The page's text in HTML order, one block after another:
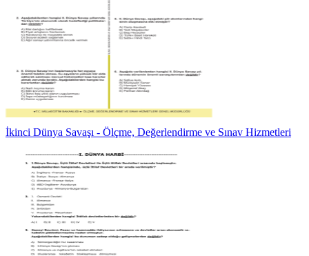
İkinci Dünya Savaşı - Ölçme, Değerlendirme ve Sınav Hizmetleri